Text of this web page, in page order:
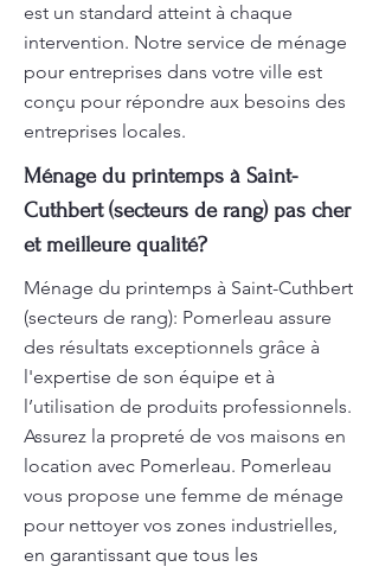
est un standard atteint à chaque
intervention. Notre service de ménage
pour entreprises dans votre ville est
conçu pour répondre aux besoins des
entreprises locales.
Ménage du printemps à Saint-
Cuthbert (secteurs de rang) pas cher
et meilleure qualité?
Ménage du printemps à Saint-Cuthbert
(secteurs de rang): Pomerleau assure
des résultats exceptionnels grâce à
l'expertise de son équipe et à
l’utilisation de produits professionnels.
Assurez la propreté de vos maisons en
location avec Pomerleau. Pomerleau
vous propose une femme de ménage
pour nettoyer vos zones industrielles,
en garantissant que tous les